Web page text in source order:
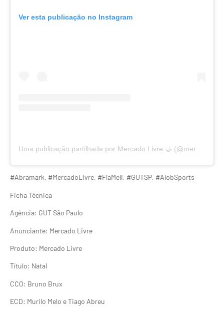
Ver esta publicação no Instagram
#Abramark, #MercadoLivre, #FlaMeli, #GUTSP, #AlobSports
Ficha Técnica
Agência: GUT São Paulo
Anunciante: Mercado Livre
Produto: Mercado Livre
Título: Natal
CCO: Bruno Brux
ECD: Murilo Melo e Tiago Abreu